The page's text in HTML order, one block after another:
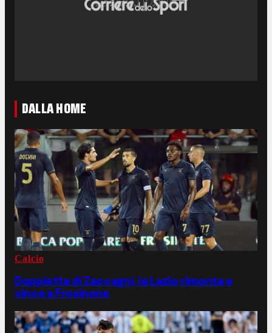
DALLA HOME
Calcio
Doppietta di Zaccagni, la Lazio rimonta e
vince a Frosinone